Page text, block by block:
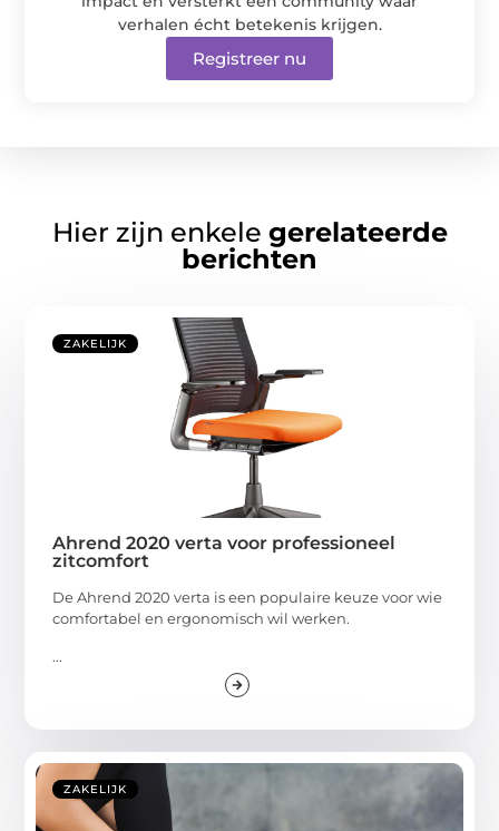
verhalen écht betekenis krijgen.
Registreer nu
Hier zijn enkele gerelateerde
berichten
ZAKELIJK
Ahrend 2020 verta voor professioneel
zitcomfort
De Ahrend 2020 verta is een populaire keuze voor wie
comfortabel en ergonomisch wil werken.
...
ZAKELIJK